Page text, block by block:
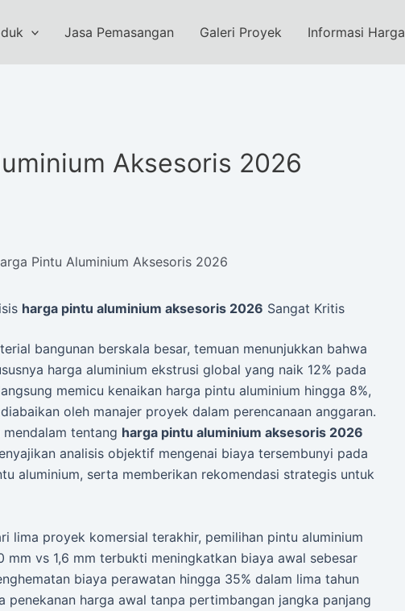
Jasa Pemasangan Galeri Proyek Informasi Harga
Aksesoris 2026
Pintu Aluminium Aksesoris 2026
harga pintu aluminium aksesoris 2026 Sangat Kritis
bangunan berskala besar, temuan menunjukkan bahwa
harga aluminium ekstrusi global yang naik 12% pada
memicu kenaikan harga pintu aluminium hingga 8%,
oleh manajer proyek dalam perencanaan anggaran.
tentang harga pintu aluminium aksesoris 2026
analisis objektif mengenai biaya tersembunyi pada
aluminium, serta memberikan rekomendasi strategis untuk
lima proyek komersial terakhir, pemilihan pintu aluminium
mm vs 1,6 mm terbukti meningkatkan biaya awal sebesar
biaya perawatan hingga 35% dalam lima tahun
penekanan harga awal tanpa pertimbangan jangka panjang